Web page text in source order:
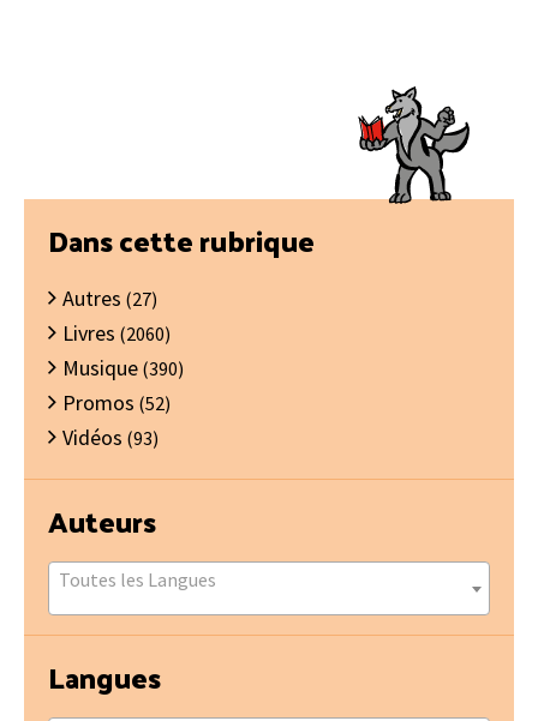
Barre
latérale
principale
Dans cette rubrique
Autres (27)
Livres (2060)
Musique (390)
Promos (52)
Vidéos (93)
Auteurs
Toutes les Langues
Langues